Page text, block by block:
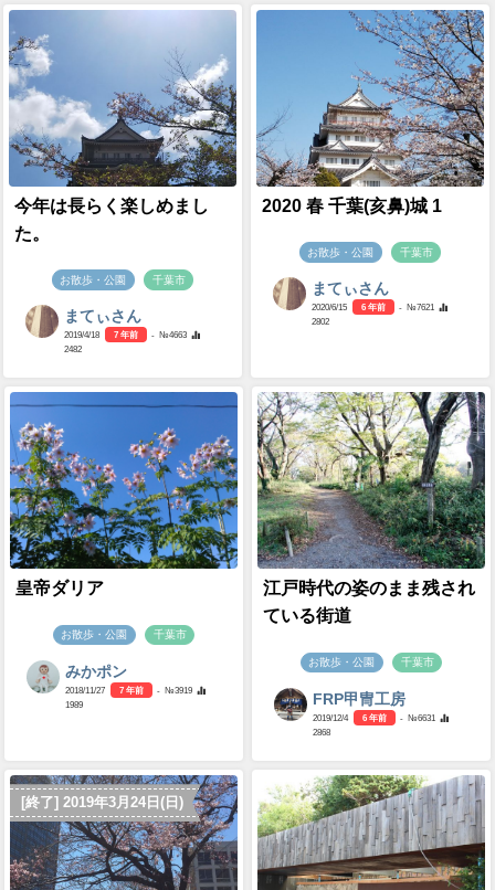
今年は長らく楽しめまし
た。
お散歩・公園 千葉市
まてぃさん
2019/4/18 7 年前
- №4663
2482
2020 春 千葉(亥鼻)城 1
お散歩・公園 千葉市
まてぃさん
2020/6/15 6 年前
- №7621
2802
皇帝ダリア
お散歩・公園 千葉市
みかポン
2018/11/27 7 年前
- №3919
1989
江戸時代の姿のまま残され
ている街道
お散歩・公園 千葉市
FRP甲冑工房
2019/12/4 6 年前
- №6631
2868
[終了] 2019年3月24日(日)